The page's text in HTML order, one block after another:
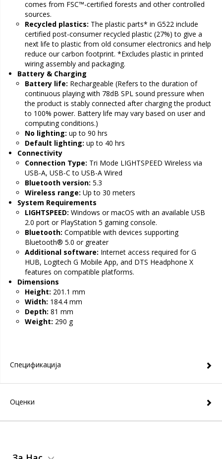
comes from FSC™️-certified forests and other controlled
sources.
Recycled plastics: The plastic parts* in G522 include
certified post-consumer recycled plastic (27%) to give a
next life to plastic from old consumer electronics and help
reduce our carbon footprint. *Excludes plastic in printed
wiring assembly and packaging.
Battery & Charging
Battery life: Rechargeable (Refers to the duration of
continuous playing with 78dB SPL sound pressure when
the product is stably connected after charging the product
to 100% power. Battery life may vary based on user and
computing conditions.)
No lighting: up to 90 hrs
Default lighting: up to 40 hrs
Connectivity
Connection Type: Tri Mode LIGHTSPEED Wireless via
USB-A, USB-C to USB-A Wired
Bluetooth version: 5.3
Wireless range: Up to 30 meters
System Requirements
LIGHTSPEED: Windows or macOS with an available USB
2.0 port or PlayStation 5 gaming console.
Bluetooth: Compatible with devices supporting
Bluetooth® 5.0 or greater
Additional software: Internet access required for G
HUB, Logitech G Mobile App, and DTS Headphone X
features on compatible platforms.
Dimensions
Height: 201.1 mm
Width: 184.4 mm
Depth: 81 mm
Weight: 290 g
Спецификација
Оценки